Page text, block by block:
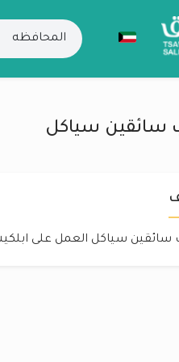
سائقين سياكل
سياكل العمل على